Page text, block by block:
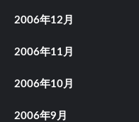
2006年12月
2006年11月
2006年10月
2006年9月